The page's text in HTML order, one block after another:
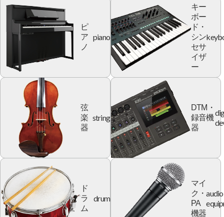
ピ
ア
ノ
piano
キー
ボー
ド・
シン
セサ
イザ
ー
弦
楽
器
string
DTM・
録音機
器
ド
ラ
ム
drum
マイ
ク・
PA
機器
audio